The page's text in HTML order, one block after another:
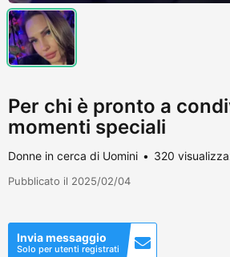
Per chi è pronto a
momenti speciali
Donne in cerca di Uomini 320
Pubblicato il 2025/02/04
Invia messaggio
Solo per utenti registrati